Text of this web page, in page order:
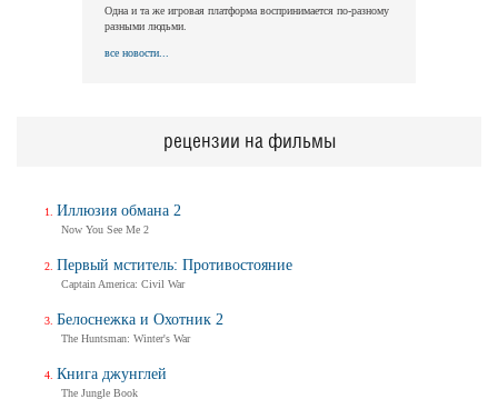
Одна и та же игровая платформа воспринимается по-разному
разными людьми.
все новости...
рецензии на фильмы
Иллюзия обмана 2
Now You See Me 2
Первый мститель: Противостояние
Captain America: Civil War
Белоснежка и Охотник 2
The Huntsman: Winter's War
Книга джунглей
The Jungle Book